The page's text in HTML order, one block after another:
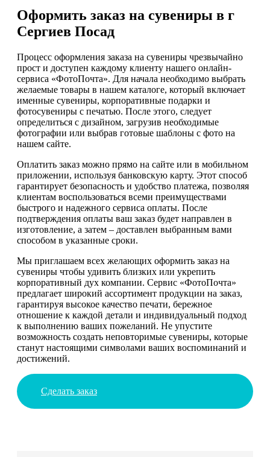
Оформить заказ на сувениры в г
Сергиев Посад
Процесс оформления заказа на сувениры чрезвычайно
прост и доступен каждому клиенту нашего онлайн-
сервиса «ФотоПочта». Для начала необходимо выбрать
желаемые товары в нашем каталоге, который включает
именные сувениры, корпоративные подарки и
фотосувениры с печатью. После этого, следует
определиться с дизайном, загрузив необходимые
фотографии или выбрав готовые шаблоны с фото на
нашем сайте.
Оплатить заказ можно прямо на сайте или в мобильном
приложении, используя банковскую карту. Этот способ
гарантирует безопасность и удобство платежа, позволяя
клиентам воспользоваться всеми преимуществами
быстрого и надежного сервиса оплаты. После
подтверждения оплаты ваш заказ будет направлен в
изготовление, а затем – доставлен выбранным вами
способом в указанные сроки.
Мы приглашаем всех желающих оформить заказ на
сувениры чтобы удивить близких или укрепить
корпоративный дух компании. Сервис «ФотоПочта»
предлагает широкий ассортимент продукции на заказ,
гарантируя высокое качество печати, бережное
отношение к каждой детали и индивидуальный подход
к выполнению ваших пожеланий. Не упустите
возможность создать неповторимые сувениры, которые
станут настоящими символами ваших воспоминаний и
достижений.
Сделать заказ